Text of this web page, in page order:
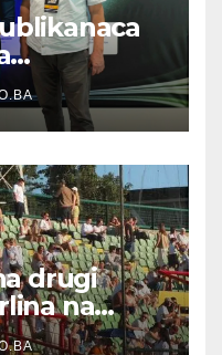
drugi
na